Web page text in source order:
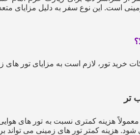
است. این نوع سفر به دلیل مزایای
خرید تور، لازم است به مزایای تور های
تر
معمولاً هزینه کمتری نسبت به تور های
هزینه کمتر تور های زمینی می‌ تواند